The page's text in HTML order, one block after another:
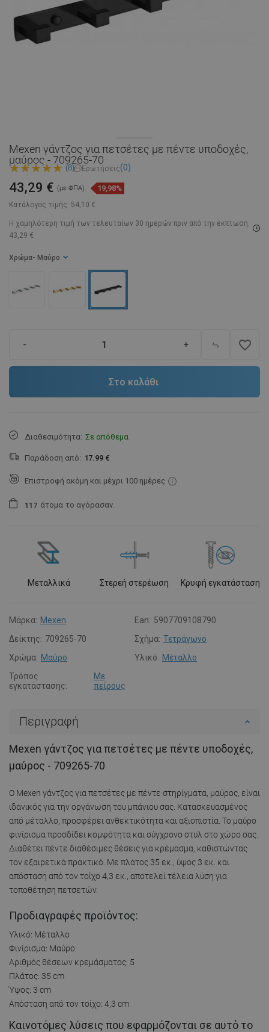
Mexen γάντζος για πετσέτες με πέντε υποδοχές,
μαύρος - 709265-70
(8) Ερωτήσεις(0)
Κατάλογος τιμής: 54,10 €
43,29 € (με ΦΠΑ) 19,98%
Η χαμηλότερη τιμή των τελευταίων 30 ημερών πριν από την έκπτωση:
43,29 €
Χρώμα - Μαύρο
- + favorite_border
Στο καλάθι
Διαθεσιμότητα: Σε απόθεμα
Παράδοση από: 17.99 €
Επιστροφή ακόμη και μέχρι 100 ημέρες
1 1 7 άτομα το αγόρασαν.
Μεταλλικά Στερεή στερέωση Κρυφή εγκατάσταση
Μάρκα: Mexen Ean: 5907709108790
Δείκτης: 709265-70 Σχήμα: Τετράγωνο
Χρώμα: Μαύρο Υλικό: Μέταλλο
Τρόπος
εγκατάστασης:
Με
πείρους
Περιγραφή
Mexen γάντζος για πετσέτες με πέντε υποδοχές,
μαύρος - 709265-70
Ο Mexen γάντζος για πετσέτες με πέντε στηρίγματα, μαύρος, είναι
ιδανικός για την οργάνωση του μπάνιου σας. Κατασκευασμένος
από μέταλλο, προσφέρει ανθεκτικότητα και αξιοπιστία. Το μαύρο
φινίρισμα προσδίδει κομψότητα και σύγχρονο στυλ στο χώρο σας.
Διαθέτει πέντε διαθέσιμες θέσεις για κρέμασμα, καθιστώντας
τον εξαιρετικά πρακτικό. Με πλάτος 35 εκ., ύψος 3 εκ. και
απόσταση από τον τοίχο 4,3 εκ., αποτελεί τέλεια λύση για
τοποθέτηση πετσετών.
Προδιαγραφές προϊόντος:
Υλικό: Μέταλλο
Φινίρισμα: Μαύρο
Αριθμός θέσεων κρεμάσματος: 5
Πλάτος: 35 cm
Ύψος: 3 cm
Απόσταση από τον τοίχο: 4,3 cm
Καινοτόμες λύσεις που εφαρμόζονται σε αυτό το